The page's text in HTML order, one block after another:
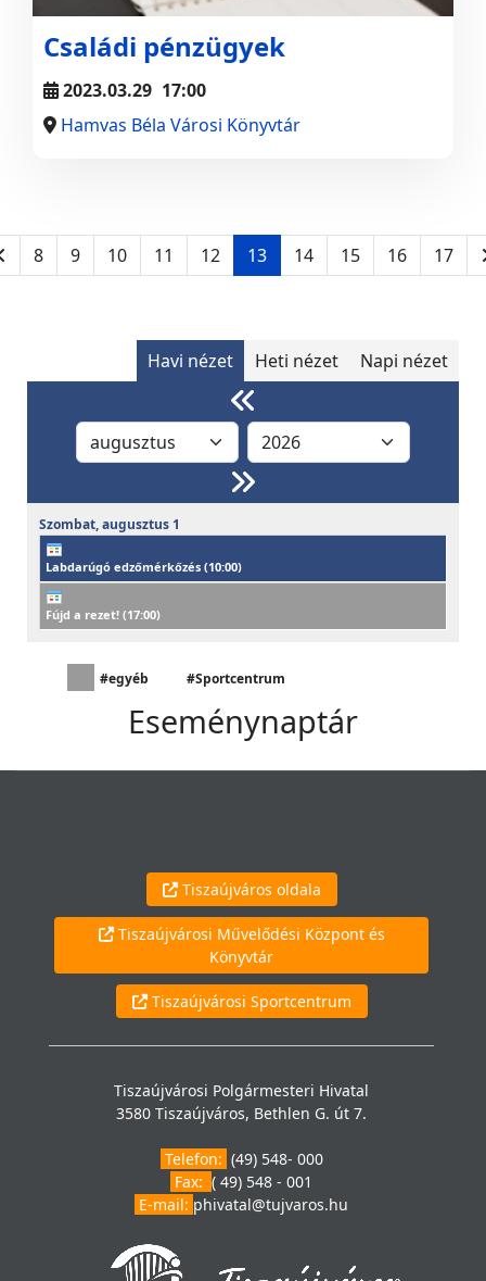
Családi pénzügyek
2023.03.29 17:00
Hamvas Béla Városi Könyvtár
8 9 10 11 12 13 14 15 16 17
Havi nézet Heti nézet Napi nézet
Szombat,augusztus 1
Labdarúgó edzőmérkőzés (10:00)
Fújd a rezet! (17:00)
#egyéb #Sportcentrum
Eseménynaptár
Tiszaújváros oldala
Tiszaújvárosi Művelődési Központ és
Könyvtár
Tiszaújvárosi Sportcentrum
Tiszaújvárosi Polgármesteri Hivatal
3580 Tiszaújváros, Bethlen G. út 7.
Telefon: (49) 548- 000
Fax: ( 49) 548 - 001
E-mail: phivatal@tujvaros.hu